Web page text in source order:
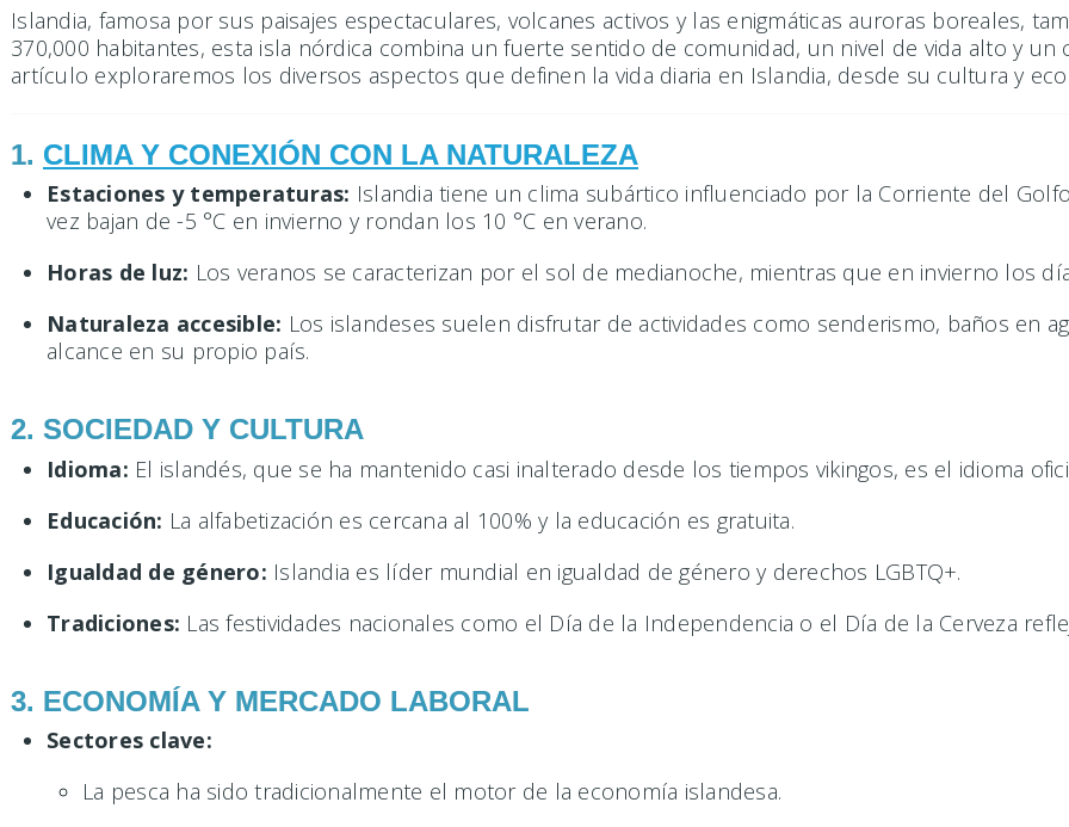
Islandia, famosa por sus paisajes espectaculares, volcanes activos y las enigmáticas auroras boreales,
370,000 habitantes, esta isla nórdica combina un fuerte sentido de comunidad, un nivel de vida alto y
artículo exploraremos los diversos aspectos que definen la vida diaria en Islandia, desde su cultura y
1. CLIMA Y CONEXIÓN CON LA NATURALEZA
Estaciones y temperaturas: Islandia tiene un clima subártico influenciado por la Corriente del
vez bajan de -5 °C en invierno y rondan los 10 °C en verano.
Horas de luz: Los veranos se caracterizan por el sol de medianoche, mientras que en invierno los
Naturaleza accesible: Los islandeses suelen disfrutar de actividades como senderismo, baños en
alcance en su propio país.
2. SOCIEDAD Y CULTURA
Idioma: El islandés, que se ha mantenido casi inalterado desde los tiempos vikingos, es el idioma
Educación: La alfabetización es cercana al 100% y la educación es gratuita.
Igualdad de género: Islandia es líder mundial en igualdad de género y derechos LGBTQ+.
Tradiciones: Las festividades nacionales como el Día de la Independencia o el Día de la Cerveza
3. ECONOMÍA Y MERCADO LABORAL
Sectores clave:
La pesca ha sido tradicionalmente el motor de la economía islandesa.